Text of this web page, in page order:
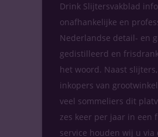
Drink Slijtersvakblad
onafhankelijke en
Nederlandse detail- en
gedistilleerd en
het woord. Naast
inkopers van
veel sommeliers dit
zes keer per jaar in een
service houden wij u via